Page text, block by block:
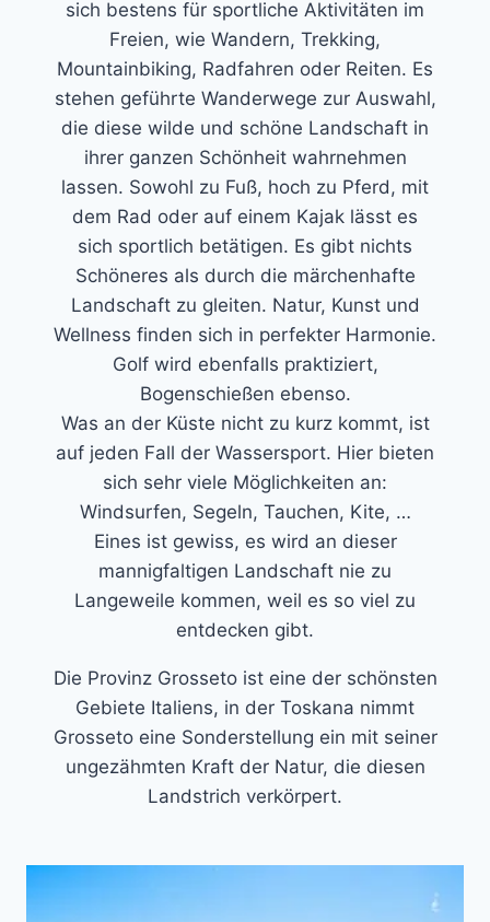
sich bestens für sportliche Aktivitäten im
Freien, wie Wandern, Trekking,
Mountainbiking, Radfahren oder Reiten. Es
stehen geführte Wanderwege zur Auswahl,
die diese wilde und schöne Landschaft in
ihrer ganzen Schönheit wahrnehmen
lassen. Sowohl zu Fuß, hoch zu Pferd, mit
dem Rad oder auf einem Kajak lässt es
sich sportlich betätigen. Es gibt nichts
Schöneres als durch die märchenhafte
Landschaft zu gleiten. Natur, Kunst und
Wellness finden sich in perfekter Harmonie.
Golf wird ebenfalls praktiziert,
Bogenschießen ebenso.
Was an der Küste nicht zu kurz kommt, ist
auf jeden Fall der Wassersport. Hier bieten
sich sehr viele Möglichkeiten an:
Windsurfen, Segeln, Tauchen, Kite, …
Eines ist gewiss, es wird an dieser
mannigfaltigen Landschaft nie zu
Langeweile kommen, weil es so viel zu
entdecken gibt.
Die Provinz Grosseto ist eine der schönsten
Gebiete Italiens, in der Toskana nimmt
Grosseto eine Sonderstellung ein mit seiner
ungezähmten Kraft der Natur, die diesen
Landstrich verkörpert.